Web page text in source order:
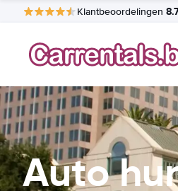
Klantbeoordelingen
Auto